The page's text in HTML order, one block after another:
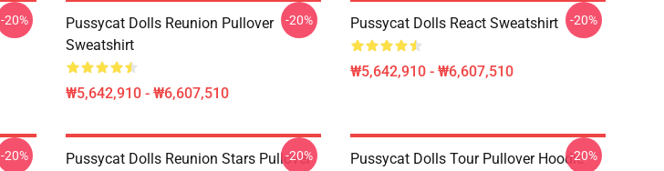
-20%
Pussycat Dolls Reunion Pullover
Sweatshirt
₩5,642,910 - ₩6,607,510
-20% Pussycat Dolls React Sweatshirt
₩5,642,910 - ₩6,607,510
-20%
-20%
Pussycat Dolls Reunion Stars Pullover
-20% Pussycat Dolls Tour Pullover Hoodie-20%